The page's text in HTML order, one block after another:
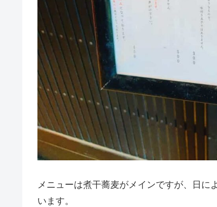
メニューは煮干蕎麦がメインですが、日に
います。